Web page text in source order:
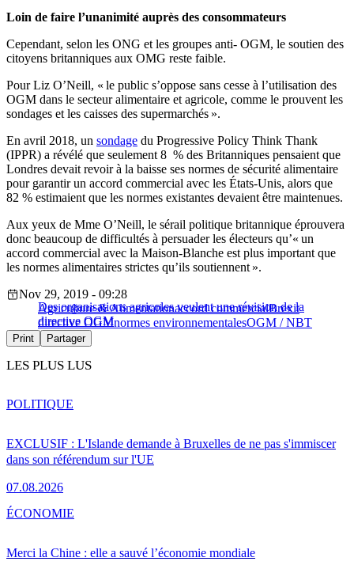
Loin de faire l’unanimité auprès des consommateurs
Cependant, selon les ONG et les groupes anti- OGM, le soutien des
citoyens britanniques aux OMG reste faible.
Pour Liz O’Neill, « le public s’oppose sans cesse à l’utilisation des
OGM dans le secteur alimentaire et agricole, comme le prouvent les
sondages et les caisses des supermarchés ».
En avril 2018, un sondage du Progressive Policy Think Thank
(IPPR) a révélé que seulement 8 % des Britanniques pensaient que
Londres devait revoir à la baisse ses normes de sécurité alimentaire
pour garantir un accord commercial avec les États-Unis, alors que
82 % estimaient que les normes existantes devaient être maintenues.
Aux yeux de Mme O’Neill, le sérail politique britannique éprouvera
donc beaucoup de difficultés à persuader les électeurs qu’« un
accord commercial avec la Maison-Blanche est plus important que
les normes alimentaires strictes qu’ils soutiennent ».
Des organisations agricoles veulent une révision de la
directive OGM
Nov 29, 2019 - 09:28
Agriculture & Alimentationaccord commercialBrexit
directive OGMnormes environnementalesOGM / NBT
Print Partager
LES PLUS LUS
EXCLUSIF : L'Islande demande à Bruxelles de ne pas s'immiscer
dans son référendum sur l'UE
07.08.2026
POLITIQUE
Merci la Chine : elle a sauvé l’économie mondiale
ÉCONOMIE